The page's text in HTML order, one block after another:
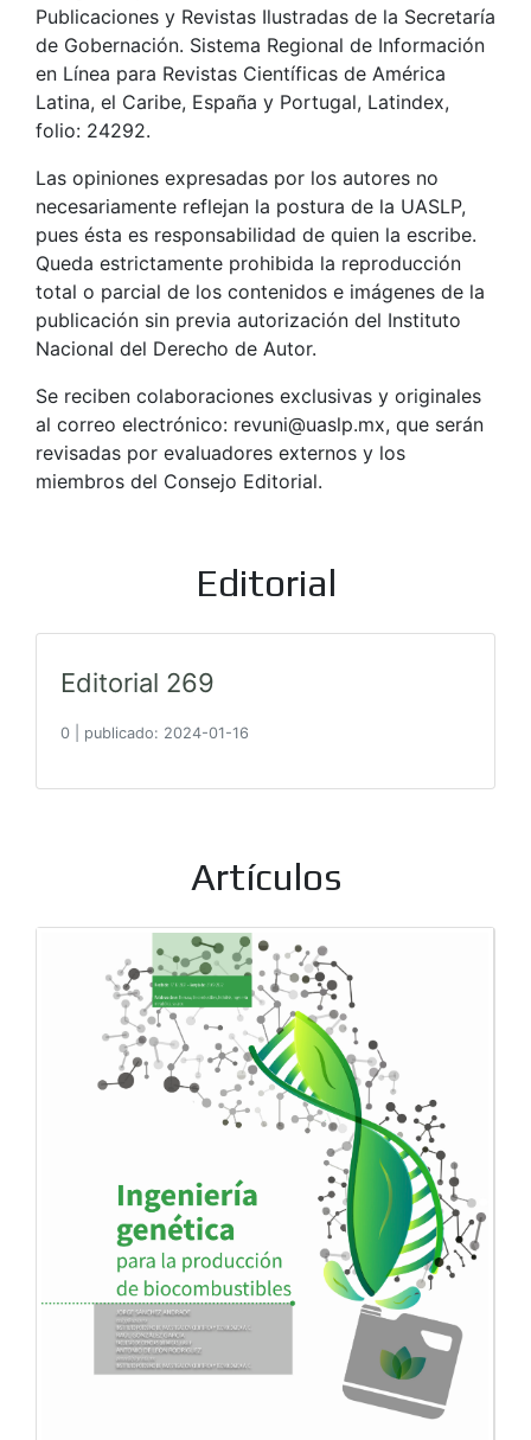
Publicaciones y Revistas Ilustradas de la Secretaría
de Gobernación. Sistema Regional de Información
en Línea para Revistas Científicas de América
Latina, el Caribe, España y Portugal, Latindex,
folio: 24292.
Las opiniones expresadas por los autores no
necesariamente reflejan la postura de la UASLP,
pues ésta es responsabilidad de quien la escribe.
Queda estrictamente prohibida la reproducción
total o parcial de los contenidos e imágenes de la
publicación sin previa autorización del Instituto
Nacional del Derecho de Autor.
Se reciben colaboraciones exclusivas y originales
al correo electrónico: revuni@uaslp.mx, que serán
revisadas por evaluadores externos y los
miembros del Consejo Editorial.
Editorial
Editorial 269
0 publicado: 2024-01-16
Artículos